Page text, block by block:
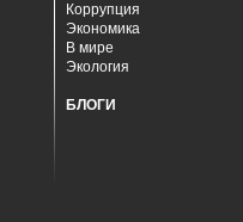
Коррупция
Экономика
В мире
Экология
БЛОГИ